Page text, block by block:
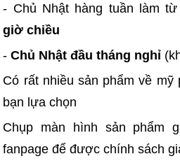
- Chủ Nhật hàng tuần làm từ
giờ chiều
-Chủ Nhật đầu tháng nghỉ
Có rất nhiều sản phẩm về mỹ
bạn lựa chọn
Chụp màn hình sản phẩm
fanpage để được chính sách